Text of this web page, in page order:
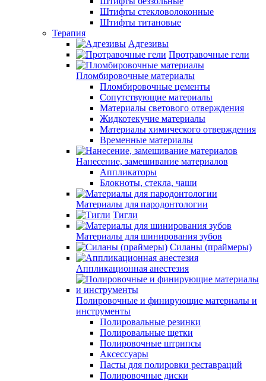
Штифты стекловолоконные
Штифты титановые
Терапия
Адгезивы
Протравочные гели
Пломбировочные материалы
Пломбировочные цементы
Сопутствующие материалы
Материалы светового отверждения
Жидкотекучие материалы
Материалы химического отверждения
Временные материалы
Нанесение, замешивание материалов
Аппликаторы
Блокноты, стекла, чаши
Материалы для пародонтологии
Тигли
Материалы для шинирования зубов
Силаны (праймеры)
Аппликационная анестезия
Полировочные и финирующие материалы и
инструменты
Полировальные резинки
Полировальные щетки
Полировочные штрипсы
Аксессуары
Пасты для полировки реставраций
Полировочные диски